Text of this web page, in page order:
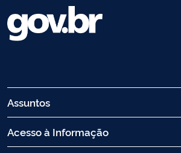
Assuntos
Acesso à Informação